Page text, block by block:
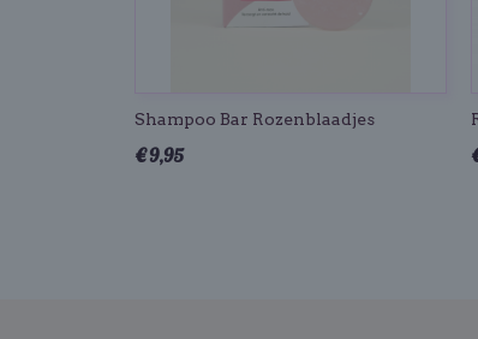
Shampoo Bar Rozenblaadjes
€ 9,95